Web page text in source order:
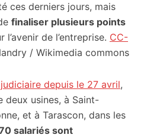
ces derniers jours, mais
finaliser plusieurs points
l’avenir de l’entreprise. CC-
/ Wikimedia commons
depuis le 27 avril,
deux usines, à Saint-
et à Tarascon, dans les
salariés sont